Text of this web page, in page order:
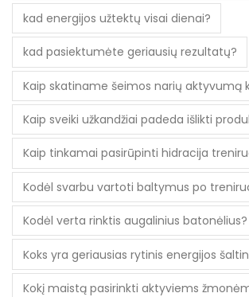
kad energijos užtektų visai dienai?
kad pasiektumėte geriausių rezultatų?
Kaip skatiname šeimos narių aktyvumą
Kaip sveiki užkandžiai padeda išlikti
Kaip tinkamai pasirūpinti hidracija
Kodėl svarbu vartoti baltymus po
Kodėl verta rinktis augalinius batonėlius?
Koks yra geriausias rytinis energijos
Kokį maistą pasirinkti aktyviems